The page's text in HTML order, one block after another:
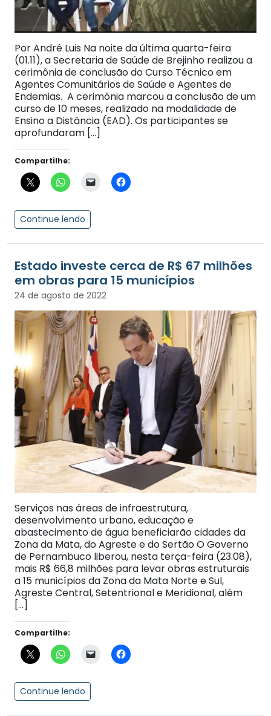
Por André Luis Na noite da última quarta-feira
(01.11), a Secretaria de Saúde de Brejinho realizou a
cerimônia de conclusão do Curso Técnico em
Agentes Comunitários de Saúde e Agentes de
Endemias. A cerimônia marcou a conclusão de um
curso de 10 meses, realizado na modalidade de
Ensino a Distância (EAD). Os participantes se
aprofundaram […]
Compartilhe:
Continue lendo
Estado investe cerca de R$ 67 milhões
em obras para 15 municípios
24 de agosto de 2022
Serviços nas áreas de infraestrutura,
desenvolvimento urbano, educação e
abastecimento de água beneficiarão cidades da
Zona da Mata, do Agreste e do Sertão O Governo
de Pernambuco liberou, nesta terça-feira (23.08),
mais R$ 66,8 milhões para levar obras estruturais
a 15 municípios da Zona da Mata Norte e Sul,
Agreste Central, Setentrional e Meridional, além
[…]
Compartilhe:
Continue lendo